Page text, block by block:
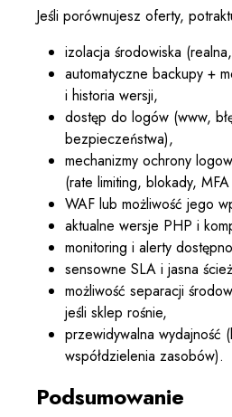
Jeśli porównujesz oferty,
izolacja środowiska
automatyczne backupy +
i historia wersji,
dostęp do logów (www,
bezpieczeństwa),
mechanizmy ochrony
(rate limiting, blokady,
WAF lub możliwość jego
aktualne wersje PHP i
monitoring i alerty
sensowne SLA i jasna
możliwość separacji
jeśli sklep rośnie,
przewidywalna wydajność
współdzielenia zasobów).
Podsumowanie